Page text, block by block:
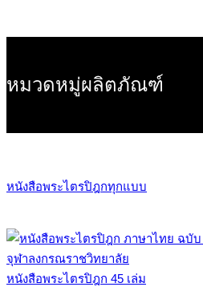
หมวดหมู่ผลิตภัณฑ์
หนังสือพระไตรปิฎกทุกแบบ
หนังสือพระไตรปิฎก 45 เล่ม